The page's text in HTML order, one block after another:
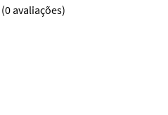
(0 avaliações)